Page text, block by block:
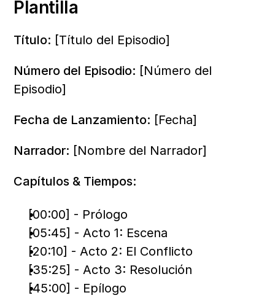
Plantilla
Título: [Título del Episodio]
Número del Episodio: [Número del
Episodio]
Fecha de Lanzamiento: [Fecha]
Narrador: [Nombre del Narrador]
Capítulos & Tiempos:
[00:00] - Prólogo
[05:45] - Acto 1: Escena
[20:10] - Acto 2: El Conflicto
[35:25] - Acto 3: Resolución
[45:00] - Epílogo